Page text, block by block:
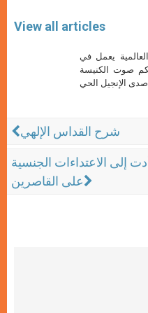
View all articles
يعمل في
صوت الكنيسة
شرح القداس الإلهي
إلى الاعتداءات الجنسية
على القاصرين